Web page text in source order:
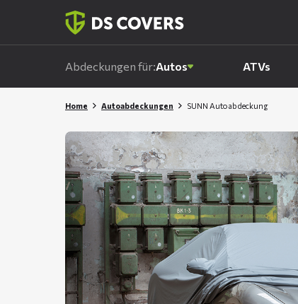
Abdeckungen für:Autos ATVs
Home Autoabdeckungen SUNN Autoabdeckung